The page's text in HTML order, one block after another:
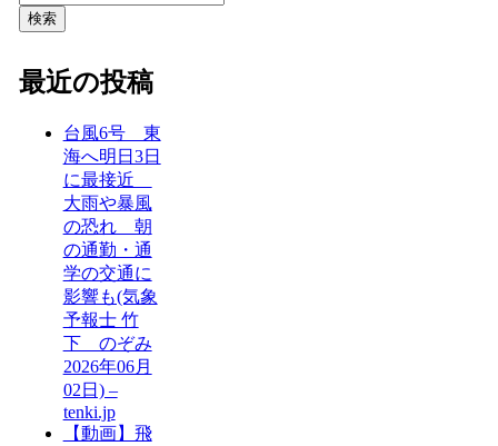
検索
最近の投稿
台風6号 東
海へ明日3日
に最接近
大雨や暴風
の恐れ 朝
の通勤・通
学の交通に
影響も(気象
予報士 竹
下 のぞみ
2026年06月
02日) –
tenki.jp
【動画】飛